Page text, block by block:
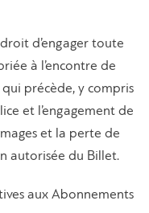
d’engager toute
à l’encontre de
précède, y compris
et l’engagement de
et la perte de
autorisée du Billet.
aux Abonnements